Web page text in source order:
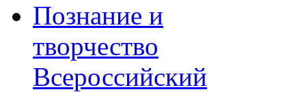
Познание и
творчество
Всероссийский